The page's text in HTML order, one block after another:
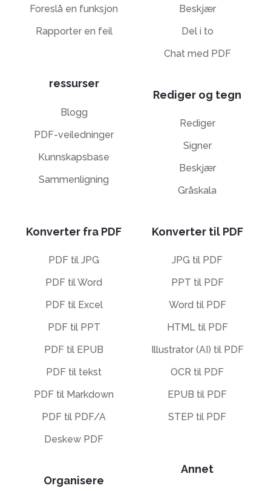
Foreslå en funksjon
Rapporter en feil
ressurser
Blogg
PDF-veiledninger
Kunnskapsbase
Sammenligning
Beskjær
Del i to
Chat med PDF
Rediger og tegn
Rediger
Signer
Beskjær
Gråskala
Konverter fra PDF
PDF til JPG
PDF til Word
PDF til Excel
PDF til PPT
PDF til EPUB
PDF til tekst
PDF til Markdown
PDF til PDF/A
Deskew PDF
Organisere
Konverter til PDF
JPG til PDF
PPT til PDF
Word til PDF
HTML til PDF
Illustrator (AI) til PDF
OCR til PDF
EPUB til PDF
STEP til PDF
Annet